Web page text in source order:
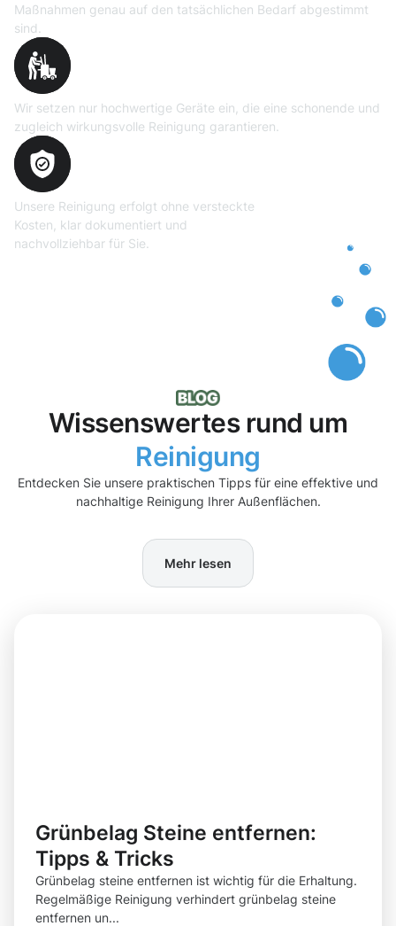
Maßnahmen genau auf den tatsächlichen Bedarf abgestimmt
sind.
Wir setzen nur hochwertige Geräte ein, die eine schonende und
zugleich wirkungsvolle Reinigung garantieren.
Unsere Reinigung erfolgt ohne versteckte
Kosten, klar dokumentiert und
nachvollziehbar für Sie.
Wissenswertes rund um
Reinigung
Entdecken Sie unsere praktischen Tipps für eine effektive und
nachhaltige Reinigung Ihrer Außenflächen.
Mehr lesen
Grünbelag Steine entfernen:
Tipps & Tricks
Grünbelag steine entfernen ist wichtig für die Erhaltung.
Regelmäßige Reinigung verhindert grünbelag steine
entfernen un...